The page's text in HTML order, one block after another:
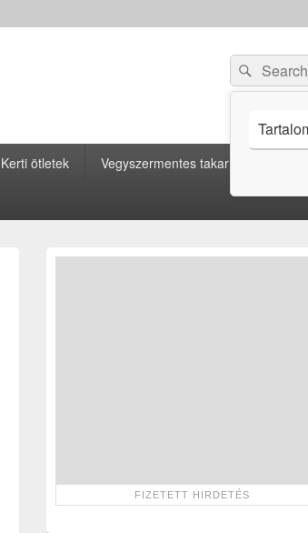
Search
for:
Search
Kerti ötletek Vegyszermentes takarítás
Primary